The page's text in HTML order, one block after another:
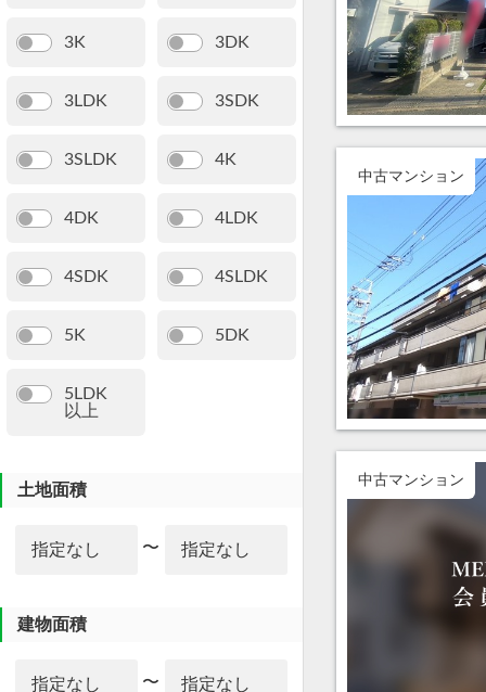
3K 3DK
3LDK 3SDK
3SLDK 4K
4DK 4LDK
4SDK 4SLDK
5K 5DK
5LDK
以上
土地面積
〜
建物面積
〜
中古マンション
中古マンション